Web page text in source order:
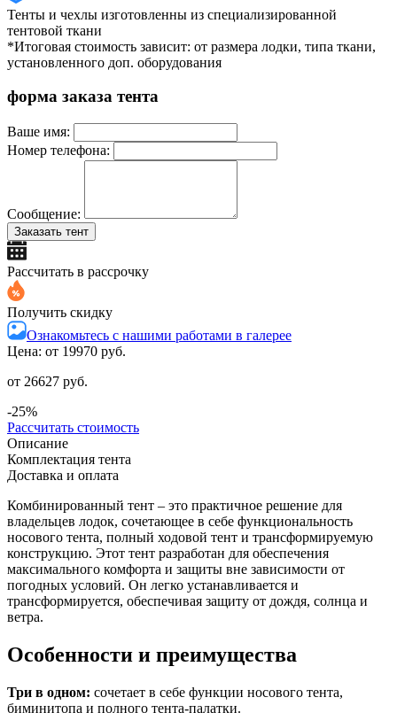
Тенты и чехлы изготовленны из специализированной
тентовой ткани
*Итоговая стоимость зависит: от размера лодки, типа ткани,
установленного доп. оборудования
форма заказа тента
Ваше имя:
Номер телефона:
Сообщение:
Заказать тент
Рассчитать в рассрочку
Получить скидку
Ознакомьтесь с нашими работами в галерее
Цена: от 19970 руб.
от 26627 руб.
-25%
Рассчитать стоимость
Описание
Комплектация тента
Доставка и оплата
Комбинированный тент – это практичное решение для
владельцев лодок, сочетающее в себе функциональность
носового тента, полный ходовой тент и трансформируемую
конструкцию. Этот тент разработан для обеспечения
максимального комфорта и защиты вне зависимости от
погодных условий. Он легко устанавливается и
трансформируется, обеспечивая защиту от дождя, солнца и
ветра.
Особенности и преимущества
Три в одном: сочетает в себе функции носового тента,
биминитопа и полного тента-палатки.